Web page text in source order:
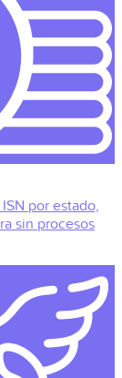
por estado,
sin procesos